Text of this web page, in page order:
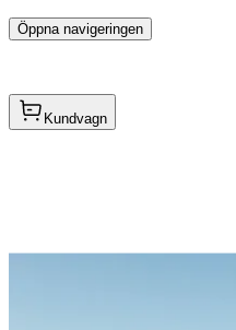
Öppna navigeringen
Kundvagn